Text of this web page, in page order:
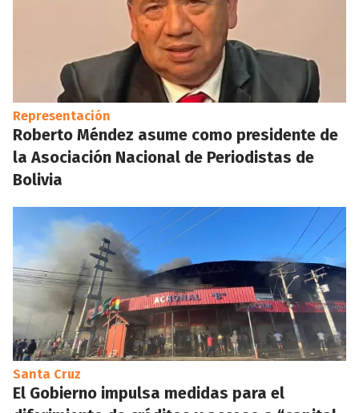
Representación
Roberto Méndez asume como presidente de
la Asociación Nacional de Periodistas de
Bolivia
Santa Cruz
El Gobierno impulsa medidas para el